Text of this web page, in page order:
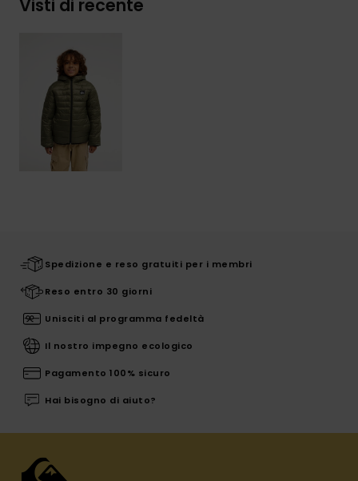
Visti di recente
Spedizione e reso gratuiti per i membri
Reso entro 30 giorni
Unisciti al programma fedeltà
Il nostro impegno ecologico
Pagamento 100% sicuro
Hai bisogno di aiuto?